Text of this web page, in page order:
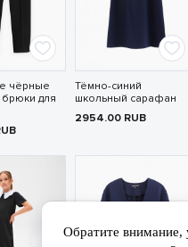
чёрные
для
Тёмно-синий
школьный сарафан
2954.00 RUB